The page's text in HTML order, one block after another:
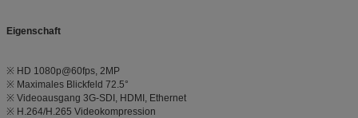
Eigenschaft
※ HD 1080p@60fps, 2MP
※ Maximales Blickfeld 72.5°
※ Videoausgang 3G-SDI, HDMI, Ethernet
※ H.264/H.265 Videokompression